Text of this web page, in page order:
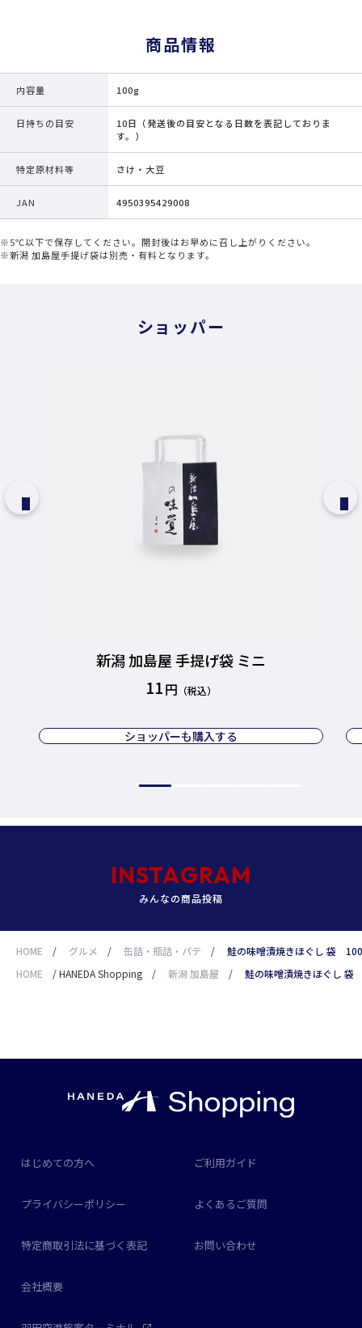
HOME / グルメ / 缶詰・瓶詰・パテ /
鮭の味噌漬焼きほぐし 袋
HOME
/HANEDA Shopping / 新潟 加島屋 / 鮭の味噌漬焼きほぐし
商品情報
内容量 100g
日持ちの目安
10日（発送後の目安となる日数を表記しておりま
す。）
特定原材料等 さけ・大豆
JAN 4950395429008
※5℃以下で保存してください。開封後はお早めに召し上がりください。
※新潟 加島屋手提げ袋は別売・有料となります。
ショッパー
新潟 加島屋 手提げ袋 ミニ
11
ショッパーも購入する
INSTAGRAM
みんなの商品投稿
はじめての方へ ご利用ガイド
プライバシーポリシー よくあるご質問
特定商取引法に基づく表記 お問い合わせ
会社概要